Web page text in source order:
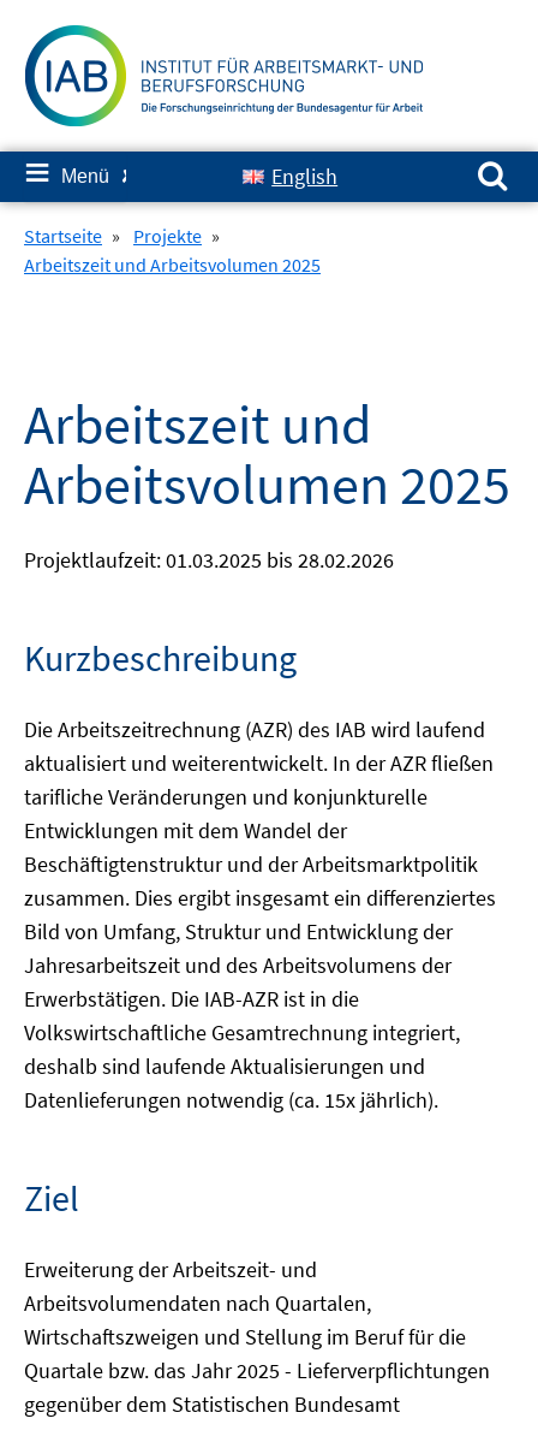
zum
Inhalt
≡ Menü ✘ English
Suchen nach:
Startseite » Projekte »
Arbeitszeit und Arbeitsvolumen 2025
Arbeitszeit und
Arbeitsvolumen 2025
Projektlaufzeit: 01.03.2025 bis 28.02.2026
Kurzbeschreibung
Die Arbeitszeitrechnung (AZR) des IAB wird laufend
aktualisiert und weiterentwickelt. In der AZR fließen
tarifliche Veränderungen und konjunkturelle
Entwicklungen mit dem Wandel der
Beschäftigtenstruktur und der Arbeitsmarktpolitik
zusammen. Dies ergibt insgesamt ein differenziertes
Bild von Umfang, Struktur und Entwicklung der
Jahresarbeitszeit und des Arbeitsvolumens der
Erwerbstätigen. Die IAB-AZR ist in die
Volkswirtschaftliche Gesamtrechnung integriert,
deshalb sind laufende Aktualisierungen und
Datenlieferungen notwendig (ca. 15x jährlich).
Ziel
Erweiterung der Arbeitszeit- und
Arbeitsvolumendaten nach Quartalen,
Wirtschaftszweigen und Stellung im Beruf für die
Quartale bzw. das Jahr 2025 - Lieferverpflichtungen
gegenüber dem Statistischen Bundesamt